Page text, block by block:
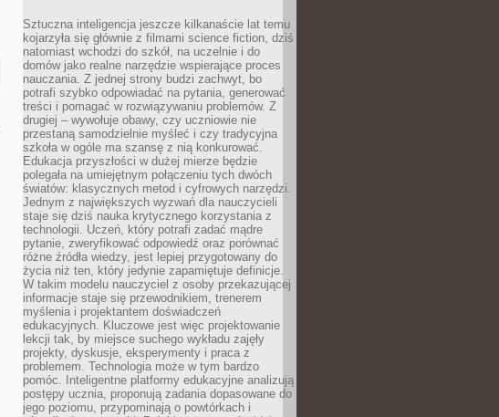
Sztuczna inteligencja jeszcze kilkanaście lat temu
kojarzyła się głównie z filmami science fiction, dziś
natomiast wchodzi do szkół, na uczelnie i do
domów jako realne narzędzie wspierające proces
nauczania. Z jednej strony budzi zachwyt, bo
potrafi szybko odpowiadać na pytania, generować
treści i pomagać w rozwiązywaniu problemów. Z
drugiej – wywołuje obawy, czy uczniowie nie
przestaną samodzielnie myśleć i czy tradycyjna
szkoła w ogóle ma szansę z nią konkurować.
Edukacja przyszłości w dużej mierze będzie
polegała na umiejętnym połączeniu tych dwóch
światów: klasycznych metod i cyfrowych narzędzi.
Jednym z największych wyzwań dla nauczycieli
staje się dziś nauka krytycznego korzystania z
technologii. Uczeń, który potrafi zadać mądre
pytanie, zweryfikować odpowiedź oraz porównać
różne źródła wiedzy, jest lepiej przygotowany do
życia niż ten, który jedynie zapamiętuje definicje.
W takim modelu nauczyciel z osoby przekazującej
informacje staje się przewodnikiem, trenerem
myślenia i projektantem doświadczeń
edukacyjnych. Kluczowe jest więc projektowanie
lekcji tak, by miejsce suchego wykładu zajęły
projekty, dyskusje, eksperymenty i praca z
problemem. Technologia może w tym bardzo
pomóc. Inteligentne platformy edukacyjne analizują
postępy ucznia, proponują zadania dopasowane do
jego poziomu, przypominają o powtórkach i